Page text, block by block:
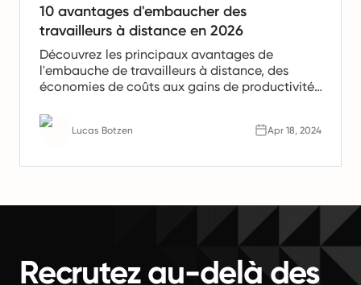
10 avantages d'embaucher des
travailleurs à distance en 2026
Découvrez les principaux avantages de
l'embauche de travailleurs à distance, des
économies de coûts aux gains de productivité.
l'avenir du travail.
Lucas Botzen Apr 18, 2024
Recrutez au-delà des